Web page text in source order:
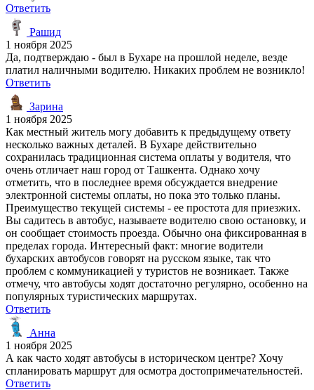
Ответить
Рашид
1 ноября 2025
Да, подтверждаю - был в Бухаре на прошлой неделе, везде
платил наличными водителю. Никаких проблем не возникло!
Ответить
Зарина
1 ноября 2025
Как местный житель могу добавить к предыдущему ответу
несколько важных деталей. В Бухаре действительно
сохранилась традиционная система оплаты у водителя, что
очень отличает наш город от Ташкента. Однако хочу
отметить, что в последнее время обсуждается внедрение
электронной системы оплаты, но пока это только планы.
Преимущество текущей системы - ее простота для приезжих.
Вы садитесь в автобус, называете водителю свою остановку, и
он сообщает стоимость проезда. Обычно она фиксированная в
пределах города. Интересный факт: многие водители
бухарских автобусов говорят на русском языке, так что
проблем с коммуникацией у туристов не возникает. Также
отмечу, что автобусы ходят достаточно регулярно, особенно на
популярных туристических маршрутах.
Ответить
Анна
1 ноября 2025
А как часто ходят автобусы в историческом центре? Хочу
спланировать маршрут для осмотра достопримечательностей.
Ответить